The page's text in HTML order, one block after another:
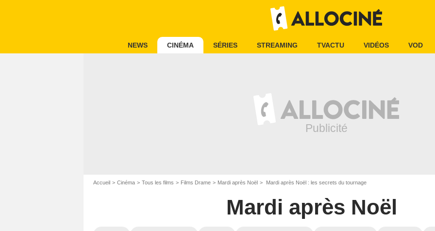
NEWS CINÉMA SÉRIES STREAMING TVACTU VIDÉOS VOD
Accueil Cinéma Tous les films Films Drame Mardi après Noël Mardi après Noël : les secrets du tournage
Mardi après Noël